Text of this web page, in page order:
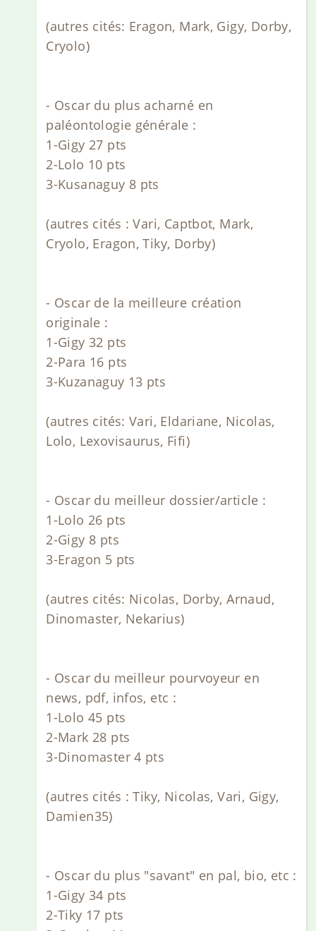
(autres cités: Eragon, Mark, Gigy, Dorby,
Cryolo)
- Oscar du plus acharné en
paléontologie générale :
1-Gigy 27 pts
2-Lolo 10 pts
3-Kusanaguy 8 pts
(autres cités : Vari, Captbot, Mark,
Cryolo, Eragon, Tiky, Dorby)
- Oscar de la meilleure création
originale :
1-Gigy 32 pts
2-Para 16 pts
3-Kuzanaguy 13 pts
(autres cités: Vari, Eldariane, Nicolas,
Lolo, Lexovisaurus, Fifi)
- Oscar du meilleur dossier/article :
1-Lolo 26 pts
2-Gigy 8 pts
3-Eragon 5 pts
(autres cités: Nicolas, Dorby, Arnaud,
Dinomaster, Nekarius)
- Oscar du meilleur pourvoyeur en
news, pdf, infos, etc :
1-Lolo 45 pts
2-Mark 28 pts
3-Dinomaster 4 pts
(autres cités : Tiky, Nicolas, Vari, Gigy,
Damien35)
- Oscar du plus "savant" en pal, bio, etc :
1-Gigy 34 pts
2-Tiky 17 pts